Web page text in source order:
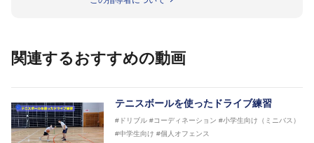
指導実績多数・各地講習会なども担当しており、「は
など多くの書籍・DVDも監修しています。
2016年U12ナショナルキャンプヘッドコーチ
2016年U13ナショナルキャンプヘッドコーチ
2016年男子日本代表サポートコーチ
2017年U12ナショナルキャンプヘッドコーチ
関連するおすすめの動画
テニスボールを使ったドライブ練習
#ドリブル #コーディネーション #小学生向け（ミニバス）
#中学生向け #個人オフェンス